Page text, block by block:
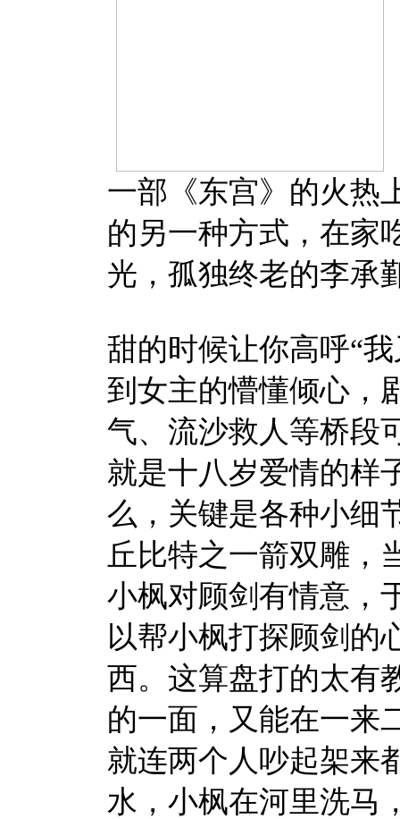
一部《东宫》的火热
的另一种方式，在家
光，孤独终老的李承
甜的时候让你高呼“
到女主的懵懂倾心，
气、流沙救人等桥段
就是十八岁爱情的样
么，关键是各种小细
丘比特之一箭双雕，
小枫对顾剑有情意，
以帮小枫打探顾剑的
西。这算盘打的太有
的一面，又能在一来
就连两个人吵起架来
水，小枫在河里洗马